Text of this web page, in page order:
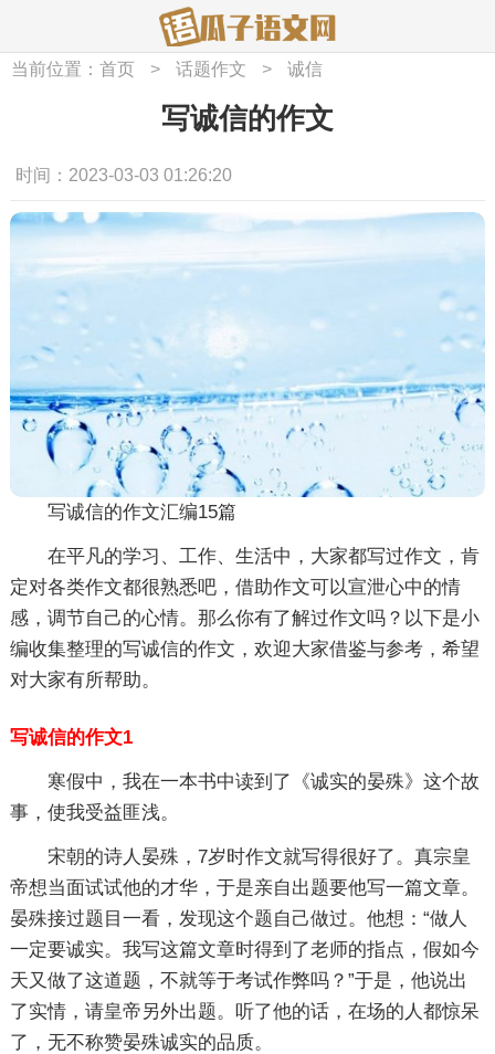
当前位置： 首页 > 话题作文 > 诚信
写诚信的作文
时间：2023-03-03 01:26:20
写诚信的作文汇编15篇
在平凡的学习、工作、生活中，大家都写过作文，肯
定对各类作文都很熟悉吧，借助作文可以宣泄心中的情
感，调节自己的心情。那么你有了解过作文吗？以下是小
编收集整理的写诚信的作文，欢迎大家借鉴与参考，希望
对大家有所帮助。
写诚信的作文1
寒假中，我在一本书中读到了《诚实的晏殊》这个故
事，使我受益匪浅。
宋朝的诗人晏殊，7岁时作文就写得很好了。真宗皇
帝想当面试试他的才华，于是亲自出题要他写一篇文章。
晏殊接过题目一看，发现这个题自己做过。他想：“做人
一定要诚实。我写这篇文章时得到了老师的指点，假如今
天又做了这道题，不就等于考试作弊吗？”于是，他说出
了实情，请皇帝另外出题。听了他的话，在场的人都惊呆
了，无不称赞晏殊诚实的品质。